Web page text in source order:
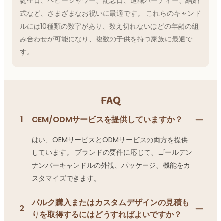
式など、さまざまなお祝いに最適です。 これらのキャンド
ルには10種類の数字があり、数え切れないほどの年齢の組
み合わせが可能になり、複数の子供を持つ家族に最適で
す。
FAQ
1 OEM/ODMサービスを提供していますか？
はい、OEMサービスとODMサービスの両方を提供
しています。 ブランドの要件に応じて、ゴールデン
ナンバーキャンドルの外観、パッケージ、機能をカ
スタマイズできます。
2
バルク購入またはカスタムデザインの見積も
りを取得するにはどうすればよいですか？